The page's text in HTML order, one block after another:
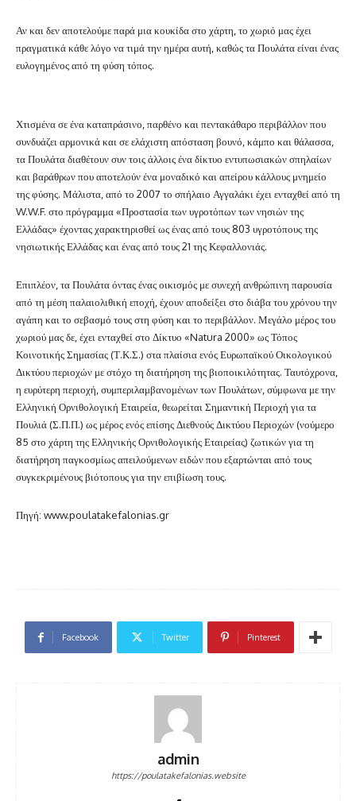
Αν και δεν αποτελούμε παρά μια κουκίδα στο χάρτη, το χωριό μας έχει
πραγματικά κάθε λόγο να τιμά την ημέρα αυτή, καθώς τα Πουλάτα είναι ένας
ευλογημένος από τη φύση τόπος.
Χτισμένα σε ένα καταπράσινο, παρθένο και πεντακάθαρο περιβάλλον που
συνδυάζει αρμονικά και σε ελάχιστη απόσταση βουνό, κάμπο και θάλασσα,
τα Πουλάτα διαθέτουν συν τοις άλλοις ένα δίκτυο εντυπωσιακών σπηλαίων
και βαράθρων που αποτελούν ένα μοναδικό και απείρου κάλλους μνημείο
της φύσης. Μάλιστα, από το 2007 το σπήλαιο Αγγαλάκι έχει ενταχθεί από τη
W.W.F. στο πρόγραμμα «Προστασία των υγροτόπων των νησιών της
Ελλάδας» έχοντας χαρακτηρισθεί ως ένας από τους 803 υγροτόπους της
νησιωτικής Ελλάδας και ένας από τους 21 της Κεφαλλονιάς.
Επιπλέον, τα Πουλάτα όντας ένας οικισμός με συνεχή ανθρώπινη παρουσία
από τη μέση παλαιολιθική εποχή, έχουν αποδείξει στο διάβα του χρόνου την
αγάπη και το σεβασμό τους στη φύση και το περιβάλλον. Μεγάλο μέρος του
χωριού μας δε, έχει ενταχθεί στο Δίκτυο «Natura 2000» ως Τόπος
Κοινοτικής Σημασίας (Τ.Κ.Σ.) στα πλαίσια ενός Ευρωπαϊκού Οικολογικού
Δικτύου περιοχών με στόχο τη διατήρηση της βιοποικιλότητας. Ταυτόχρονα,
η ευρύτερη περιοχή, συμπεριλαμβανομένων των Πουλάτων, σύμφωνα με την
Ελληνική Ορνιθολογική Εταιρεία, θεωρείται Σημαντική Περιοχή για τα
Πουλιά (Σ.Π.Π.) ως μέρος ενός επίσης Διεθνούς Δικτύου Περιοχών (νούμερο
85 στο χάρτη της Ελληνικής Ορνιθολογικής Εταιρείας) ζωτικών για τη
διατήρηση παγκοσμίως απειλούμενων ειδών που εξαρτώνται από τους
συγκεκριμένους βιότοπους για την επιβίωση τους.
Πηγή: www.poulatakefalonias.gr
Facebook Twitter Pinterest
admin
https://poulatakefalonias.website